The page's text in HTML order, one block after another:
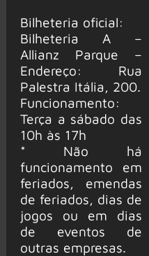
Bilheteria oficial:
Bilheteria A –
Allianz Parque –
Endereço: Rua
Palestra Itália, 200.
Funcionamento:
Terça a sábado das
10h às 17h
* Não há
funcionamento em
feriados, emendas
de feriados, dias de
jogos ou em dias
de eventos de
outras empresas.